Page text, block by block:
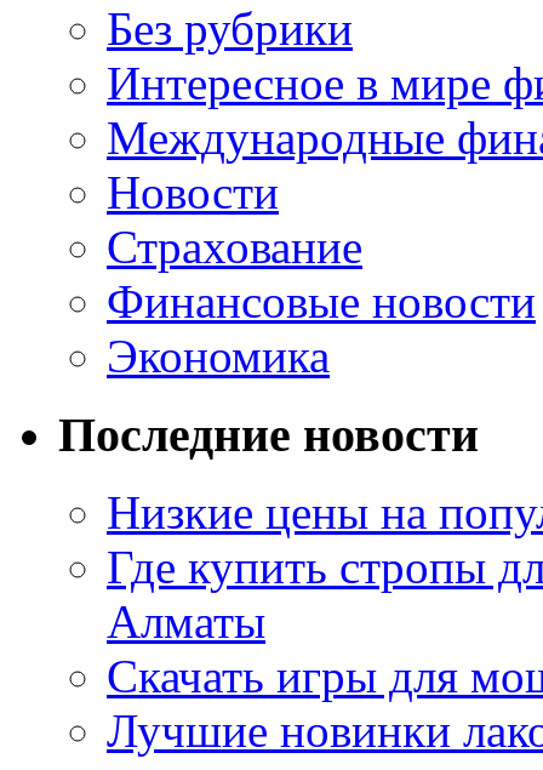
Без рубрики
Интересное в мире
Международные
Новости
Страхование
Финансовые новости
Экономика
Последние новости
Низкие цены на
Где купить стропы
Алматы
Скачать игры для
Лучшие новинки